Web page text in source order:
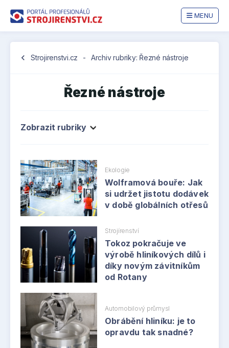
MENU
chevron_left Strojirenstvi.cz - Archiv rubriky: Řezné nástroje
Řezné nástroje
Zobrazit rubriky
Ekologie
Wolframová bouře: Jak
si udržet jistotu dodávek
v době globálních otřesů
Strojírenství
Tokoz pokračuje ve
výrobě hliníkových dílů i
díky novým závitníkům
od Rotany
Automobilový průmysl
Obrábění hliníku: je to
opravdu tak snadné?